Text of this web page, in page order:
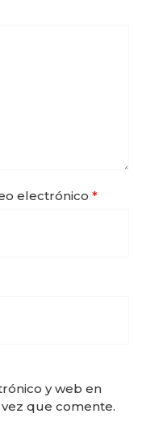
electrónico *
y web en
que comente.